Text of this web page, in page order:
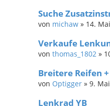
Suche
von michaw » 14.
Verkaufe
von thomas_1802 »
Breitere Reifen
von Optigger » 9.
Lenkrad YB